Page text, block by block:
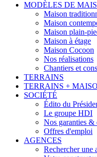
MODÈLES DE
Maison
Maison
Maison plain-
Maison à étage
Maison Cocoon
Nos réalisations
Chantiers et
TERRAINS
TERRAINS +
SOCIÉTÉ
Édito du
Le groupe HDI
Nos garanties &
Offres d'emploi
AGENCES
Rechercher une